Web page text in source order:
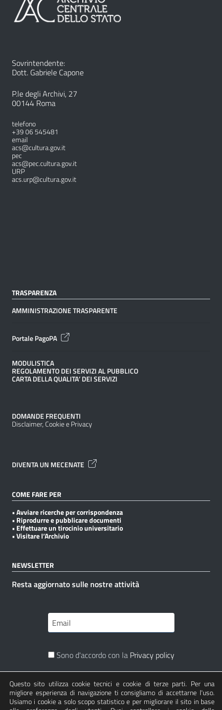
Sovrintendente:
Dott. Gabriele Capone
P.le degli Archivi, 27
00144 Roma
telefono
+39 06 545481
email
acs@cultura.gov.it
pec
acs@pec.cultura.gov.it
URP
acs.urp@cultura.gov.it
TRASPARENZA
AMMINISTRAZIONE TRASPARENTE
Portale PagoPA
MODULISTICA
REGOLAMENTO DEI SERVIZI AL PUBBLICO
CARTA DELLA QUALITA’ DEI SERVIZI
DOMANDE FREQUENTI
Disclaimer, Cookie e Privacy
DIVENTA UN MECENATE
COME FARE PER
• Avviare ricerche per corrispondenza
• Riprodurre e pubblicare documenti
• Effettuare un tirocinio universitario
• Visitare l’Archivio
NEWSLETTER
Resta aggiornato sulle nostre attività
Sono d'accordo con la Privacy policy
Iscriviti
Questo sito utilizza cookie tecnici e cookie di terze parti. Per una
migliore esperienza di navigazione ti consigliamo di accettarne l'uso.
Usiamo i cookie a solo scopo statistico e per migliorare il sito in base